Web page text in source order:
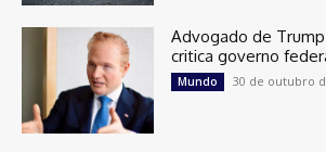
Advogado de
critica governo
Mundo 30 de outubro